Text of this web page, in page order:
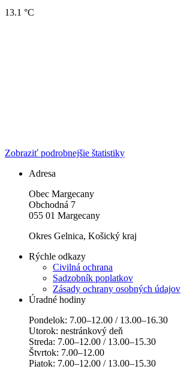
13.1 °C
Zobraziť podrobnejšie štatistiky
Adresa
Obec Margecany
Obchodná 7
055 01 Margecany
Okres Gelnica, Košický kraj
Rýchle odkazy
Civilná ochrana
Sadzobník poplatkov
Zásady ochrany osobných údajov
Úradné hodiny
Pondelok: 7.00–12.00 / 13.00–16.30
Utorok: nestránkový deň
Streda: 7.00–12.00 / 13.00–15.30
Štvrtok: 7.00–12.00
Piatok: 7.00–12.00 / 13.00–15.30